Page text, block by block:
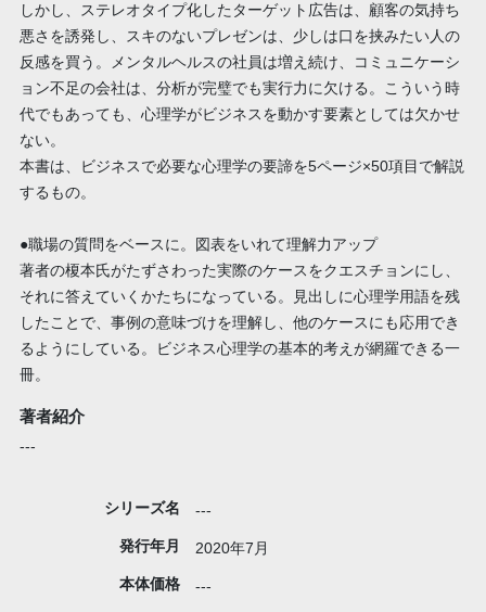
しかし、ステレオタイプ化したターゲット広告は、顧客の気持ち
悪さを誘発し、スキのないプレゼンは、少しは口を挟みたい人の
反感を買う。メンタルヘルスの社員は増え続け、コミュニケーシ
ョン不足の会社は、分析が完璧でも実行力に欠ける。こういう時
代でもあっても、心理学がビジネスを動かす要素としては欠かせ
ない。
本書は、ビジネスで必要な心理学の要諦を5ページ×50項目で解説
するもの。
●職場の質問をベースに。図表をいれて理解力アップ
著者の榎本氏がたずさわった実際のケースをクエスチョンにし、
それに答えていくかたちになっている。見出しに心理学用語を残
したことで、事例の意味づけを理解し、他のケースにも応用でき
るようにしている。ビジネス心理学の基本的考えが網羅できる一
冊。
著者紹介
---
シリーズ名 ---
発行年月 2020年7月
本体価格 ---